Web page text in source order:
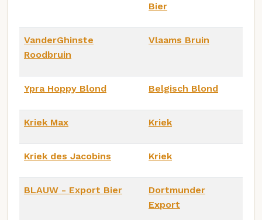
Bier
VanderGhinste
Roodbruin
Vlaams Bruin
Ypra Hoppy Blond Belgisch Blond
Kriek Max Kriek
Kriek des Jacobins Kriek
BLAUW - Export Bier
Dortmunder
Export